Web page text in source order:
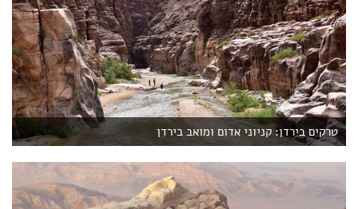
טרקים בירדן: קניוני אדום ומואב בירדן